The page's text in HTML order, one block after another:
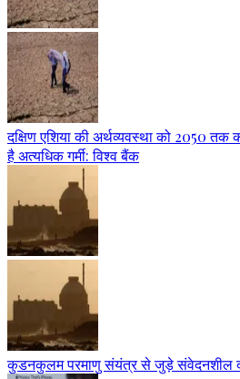
दक्षिण एशिया की अर्थव्यवस्था को 2050
है अत्यधिक गर्मी: विश्व बैंक
कुडनकुलम परमाणु संयंत्र से जुड़े संवेदनशील